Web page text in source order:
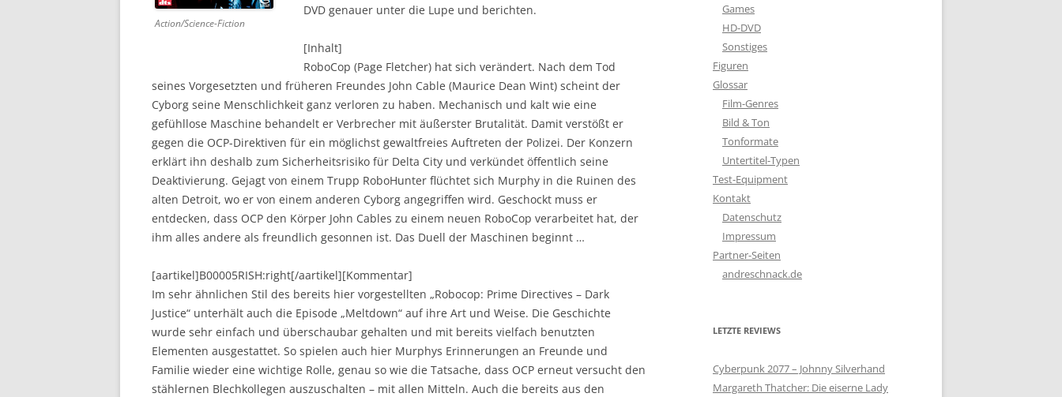
Action/Science-Fiction
DVD genauer unter die Lupe und berichten.
[Inhalt]
RoboCop (Page Fletcher) hat sich verändert. Nach dem Tod
seines Vorgesetzten und früheren Freundes John Cable (Maurice Dean Wint) scheint der
Cyborg seine Menschlichkeit ganz verloren zu haben. Mechanisch und kalt wie eine
gefühllose Maschine behandelt er Verbrecher mit äußerster Brutalität. Damit verstößt er
gegen die OCP-Direktiven für ein möglichst gewaltfreies Auftreten der Polizei. Der Konzern
erklärt ihn deshalb zum Sicherheitsrisiko für Delta City und verkündet öffentlich seine
Deaktivierung. Gejagt von einem Trupp RoboHunter flüchtet sich Murphy in die Ruinen des
alten Detroit, wo er von einem anderen Cyborg angegriffen wird. Geschockt muss er
entdecken, dass OCP den Körper John Cables zu einem neuen RoboCop verarbeitet hat, der
ihm alles andere als freundlich gesonnen ist. Das Duell der Maschinen beginnt …
[aartikel]B00005RISH:right[/aartikel][Kommentar]
Im sehr ähnlichen Stil des bereits hier vorgestellten „Robocop: Prime Directives – Dark
Justice“ unterhält auch die Episode „Meltdown“ auf ihre Art und Weise. Die Geschichte
wurde sehr einfach und überschaubar gehalten und mit bereits vielfach benutzten
Elementen ausgestattet. So spielen auch hier Murphys Erinnerungen an Freunde und
Familie wieder eine wichtige Rolle, genau so wie die Tatsache, dass OCP erneut versucht den
stählernen Blechkollegen auszuschalten – mit allen Mitteln. Auch die bereits aus den
Games
HD-DVD
Sonstiges
Figuren
Glossar
Film-Genres
Bild & Ton
Tonformate
Untertitel-Typen
Test-Equipment
Kontakt
Datenschutz
Impressum
Partner-Seiten
andreschnack.de
LETZTE REVIEWS
Cyberpunk 2077 – Johnny Silverhand
Margareth Thatcher: Die eiserne Lady